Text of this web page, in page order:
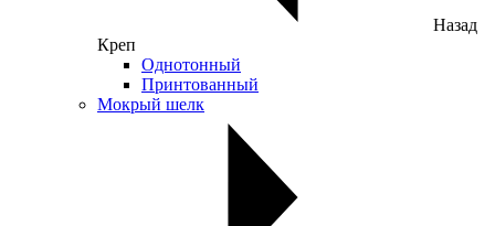
Назад
Креп
Однотонный
Принтованный
Мокрый шелк